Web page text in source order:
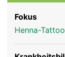
Rubriken
ist seitlich
verbunden.
Fokus
Henna-